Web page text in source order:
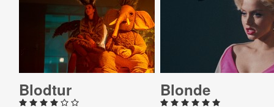
Blodtur Blonde